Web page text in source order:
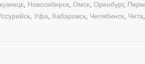
Новосибирск Омск Оренбург,
Уфа Хабаровск Челябинск Чита